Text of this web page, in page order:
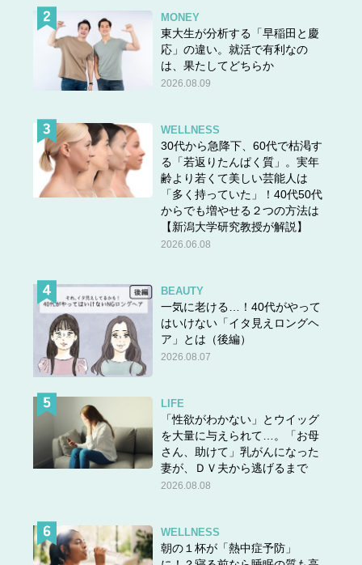
＞＞次の話(1/17 21:30更新）
前の話
『マンガでわかる ココロの不調回復 食べてうつぬけ』
いしいまき(イラスト) 主婦の友社・刊
奥平 智之(著),いしいまき(イラスト) 主婦の友社・刊
MONEY
東大生が分析する「早稲田と慶
応」の違い。就活で有利なの
は、果たしてどちらか
2026.08.09
WELLNESS
30代から急降下、60代で枯渇す
る「若返りたんぱく質」。実年
齢より若くて美しい芸能人は
「多く持っていた」！40代50代
からでも増やせる２つの方法は
【新潟大学研究教授が解説】
2026.06.08
BEAUTY
一気に老ける…！40代がやって
はいけない「イタ見えロングヘ
ア」とは（後編）
2026.08.07
LIFE
「性欲がわかない」とウイッグ
を大量に与えられて…。「お母
さん、助けて」乳がんになった
妻が、ＤＶ夫から逃げるまで
2026.08.08
WELLNESS
朝の１杯が「熱中症予防」